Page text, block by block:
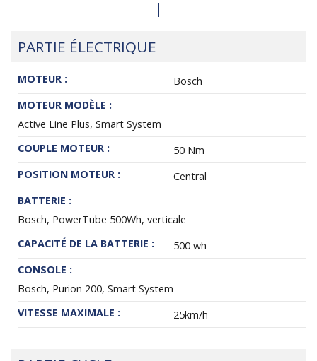
PARTIE ÉLECTRIQUE
MOTEUR :
Bosch
MOTEUR MODÈLE :
Active Line Plus, Smart System
COUPLE MOTEUR :
50 Nm
POSITION MOTEUR :
Central
BATTERIE :
Bosch, PowerTube 500Wh, verticale
CAPACITÉ DE LA BATTERIE :
500 wh
CONSOLE :
Bosch, Purion 200, Smart System
VITESSE MAXIMALE :
25km/h